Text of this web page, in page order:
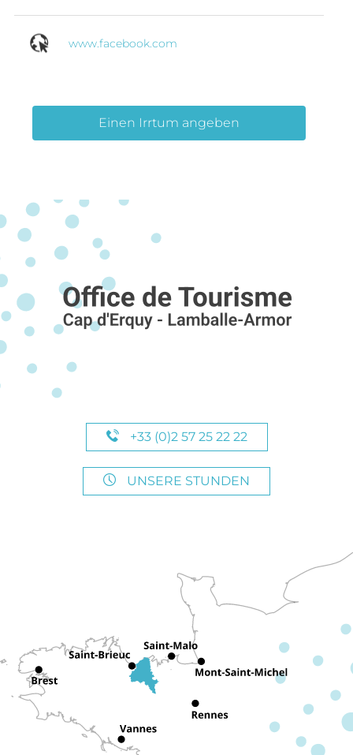
www.facebook.com
Einen Irrtum angeben
+33 (0)2 57 25 22 22
UNSERE STUNDEN